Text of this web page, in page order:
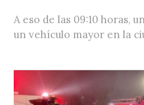
A eso de las 09:10 horas,
un vehículo mayor en la